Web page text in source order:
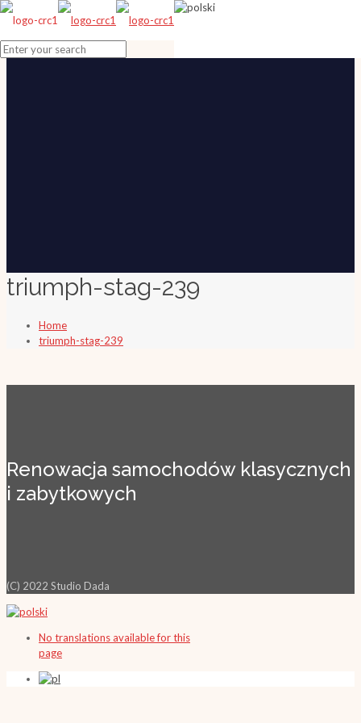
triumph-stag-239
Home
triumph-stag-239
Renowacja samochodów klasycznych
i zabytkowych
(C) 2022 Studio Dada
No translations available for this
page